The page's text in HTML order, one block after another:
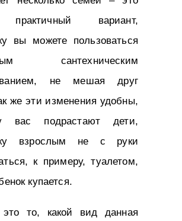
вариант,
вы можете пользоваться
сантехническим
не мешая друг
же эти изменения удобны,
вас подрастают дети,
взрослым не с руки
к примеру, туалетом,
купается.
это то, какой вид данная